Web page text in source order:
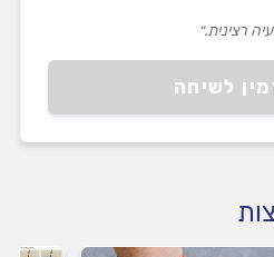
לשיחה
רצינית.״